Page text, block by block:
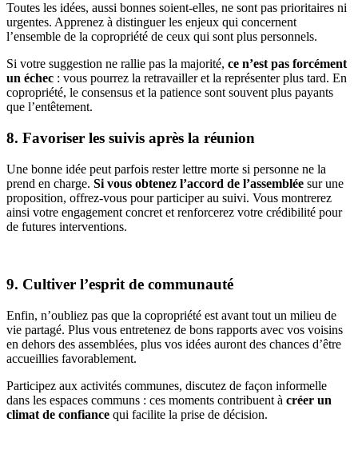
Toutes les idées, aussi bonnes soient-elles, ne sont pas prioritaires ni
urgentes. Apprenez à distinguer les enjeux qui concernent
l’ensemble de la copropriété de ceux qui sont plus personnels.
Si votre suggestion ne rallie pas la majorité, ce n’est pas forcément
un échec : vous pourrez la retravailler et la représenter plus tard. En
copropriété, le consensus et la patience sont souvent plus payants
que l’entêtement.
8. Favoriser les suivis après la réunion
Une bonne idée peut parfois rester lettre morte si personne ne la
prend en charge. Si vous obtenez l’accord de l’assemblée sur une
proposition, offrez-vous pour participer au suivi. Vous montrerez
ainsi votre engagement concret et renforcerez votre crédibilité pour
de futures interventions.
9. Cultiver l’esprit de communauté
Enfin, n’oubliez pas que la copropriété est avant tout un milieu de
vie partagé. Plus vous entretenez de bons rapports avec vos voisins
en dehors des assemblées, plus vos idées auront des chances d’être
accueillies favorablement.
Participez aux activités communes, discutez de façon informelle
dans les espaces communs : ces moments contribuent à créer un
climat de confiance qui facilite la prise de décision.